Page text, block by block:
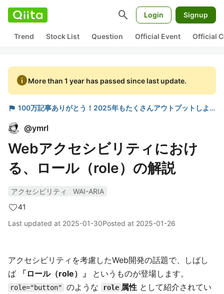
search Login Signup
Trend Stock List Question Official Event Official
infoMore than 1 year has passed since last update.
flag 100万記事ありがとう！2025年もたくさんアウトプットしよう
@ymrl
Webアクセシビリティにおけ
る、ロール（role）の解説
アクセシビリティ
WAI-ARIA
41
Last updated at 2025-01-30Posted at 2025-01-26
アクセシビリティを考慮したWeb開発の話題で、しばし
ば
「ロール（role）」 というものが登場します。
role="button" のような role 属性 として紹介されてい